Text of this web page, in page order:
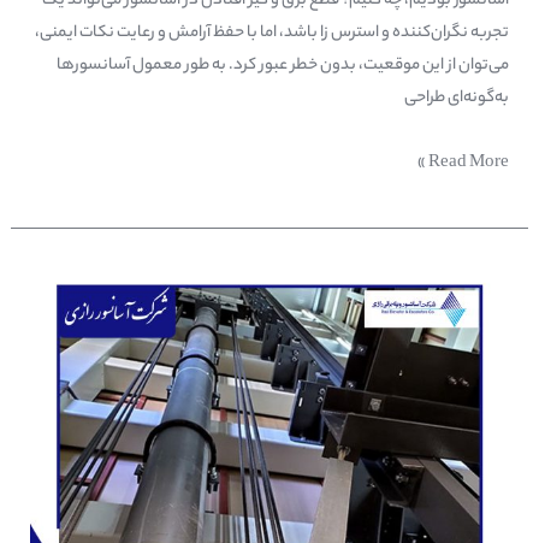
تجربه نگران‌کننده و استرس زا باشد، اما با حفظ آرامش و رعایت نکات ایمنی،
می‌توان از این موقعیت، بدون خطر عبور کرد. به طور معمول آسانسورها
به‌گونه‌ای طراحی
Read More »
هیدرولیک